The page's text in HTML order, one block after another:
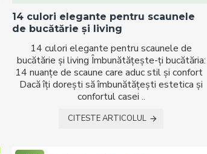
14 culori elegante pentru scaunele
de bucătărie și living
14 culori elegante pentru scaunele de
bucătărie și living Îmbunătățește-ți bucătăria:
14 nuanțe de scaune care aduc stil și confort
Dacă îți dorești să îmbunătățești estetica și
confortul casei ..
CITESTE ARTICOLUL